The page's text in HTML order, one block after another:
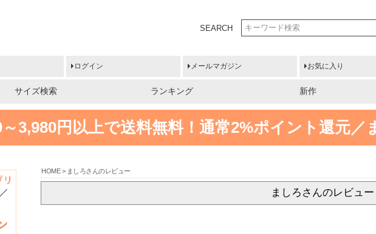
SEARCH
ログイン メールマガジン お気に入り
サイズ検索 ランキング 新作
3,980円以上で送料無料！ 通常2%ポイント還元／
HOME ましろさんのレビュー
ましろさんのレビュー